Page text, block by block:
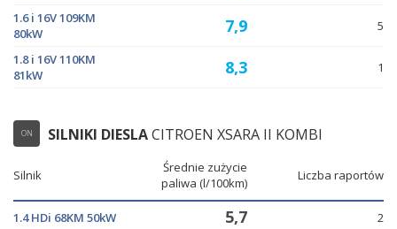
1.6 i 16V 109KM
80kW
7,9 5
1.8 i 16V 110KM
81kW
8,3 1
ON SILNIKI DIESLACITROEN XSARA II KOMBI
Silnik
Średnie zużycie
paliwa (l/100km)
Liczba raportów
1.4 HDi 68KM 50kW 5,7
2